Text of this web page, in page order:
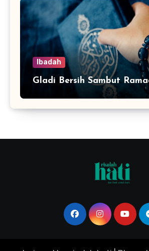
Ibadah
Gladi Bersih Sambut